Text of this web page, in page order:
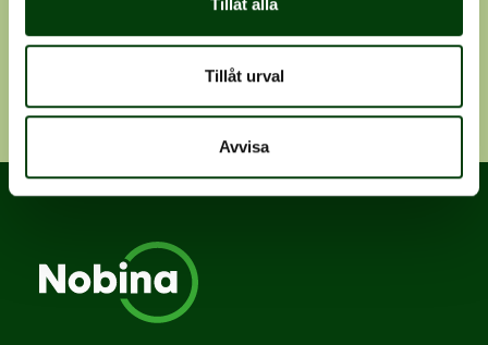
Tillåt alla
Tillåt urval
Avvisa
Prenumerera